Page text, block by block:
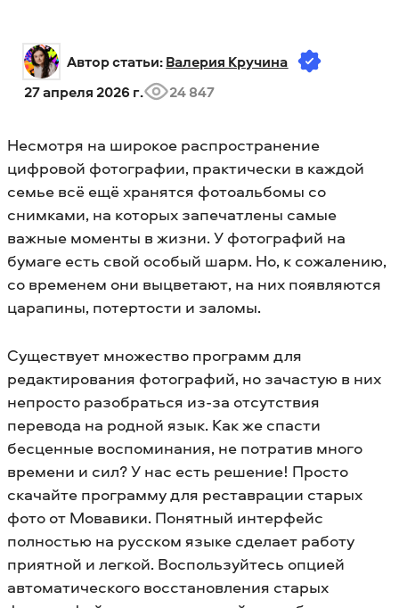
Автор статьи: Валерия Кручина
27 апреля 2026 г.
24 847
Несмотря на широкое распространение
цифровой фотографии, практически в каждой
семье всё ещё хранятся фотоальбомы со
снимками, на которых запечатлены самые
важные моменты в жизни. У фотографий на
бумаге есть свой особый шарм. Но, к сожалению,
со временем они выцветают, на них появляются
царапины, потертости и заломы.
Существует множество программ для
редактирования фотографий, но зачастую в них
непросто разобраться из-за отсутствия
перевода на родной язык. Как же спасти
бесценные воспоминания, не потратив много
времени и сил? У нас есть решение! Просто
скачайте программу для реставрации старых
фото от Мовавики. Понятный интерфейс
полностью на русском языке сделает работу
приятной и легкой. Воспользуйтесь опцией
автоматического восстановления старых